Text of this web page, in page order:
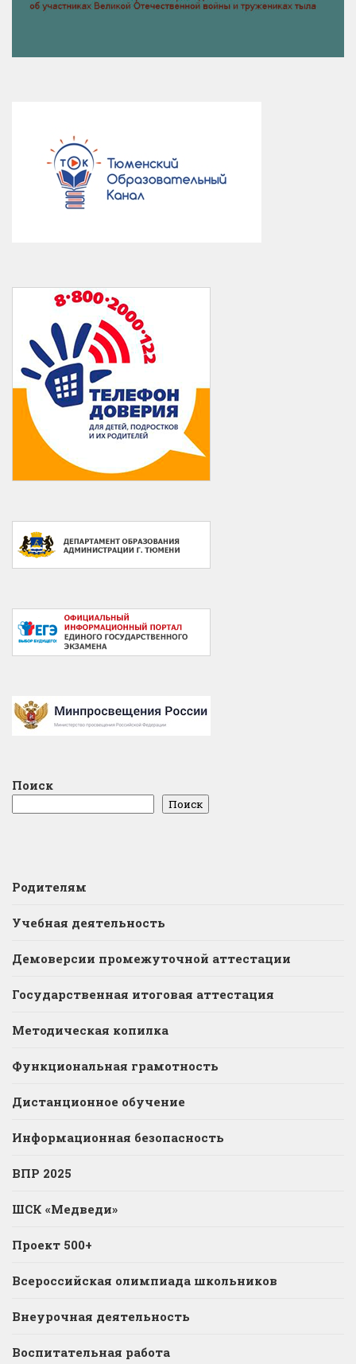
Поиск
Поиск
Родителям
Учебная деятельность
Демоверсии промежуточной аттестации
Государственная итоговая аттестация
Методическая копилка
Функциональная грамотность
Дистанционное обучение
Информационная безопасность
ВПР 2025
ШСК «Медведи»
Проект 500+
Всероссийская олимпиада школьников
Внеурочная деятельность
Воспитательная работа